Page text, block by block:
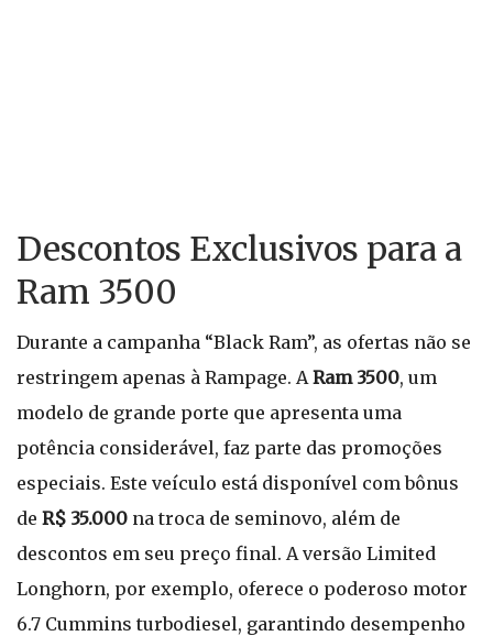
Descontos Exclusivos para a
Ram 3500
Durante a campanha “Black Ram”, as ofertas não se
restringem apenas à Rampage. ARam 3500, um
modelo de grande porte que apresenta uma
potência considerável, faz parte das promoções
especiais. Este veículo está disponível com bônus
de R$ 35.000 na troca de seminovo, além de
descontos em seu preço final. A versão Limited
Longhorn, por exemplo, oferece o poderoso motor
6.7 Cummins turbodiesel, garantindo desempenho